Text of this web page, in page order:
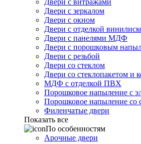
Двери с витражами
Двери с зеркалом
Двери с окном
Двери с отделкой
Двери с панелями МДФ
Двери с порошковым
Двери с резьбой
Двери со стеклом
Двери со стеклопакетом и
МДФ с отделкой ПВХ
Порошковое напыление с
Порошковое напыление со
Филенчатые двери
Показать все
По особенностям
Арочные двери